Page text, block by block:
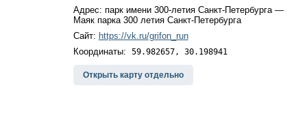
Адрес: парк имени 300-летия Санкт-Петербурга —
Маяк парка 300 летия Санкт-Петербурга
Сайт: https://vk.ru/grifon_run
Координаты: 59.982657, 30.198941
Открыть карту отдельно